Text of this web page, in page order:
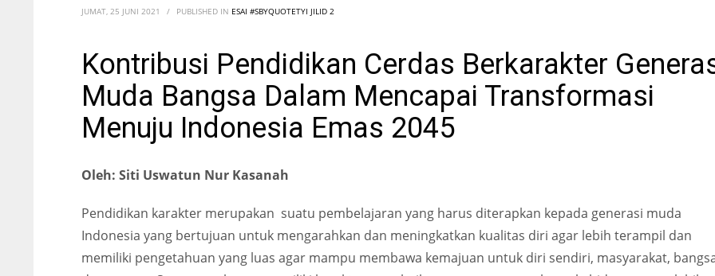
JUMAT, 25 JUNI 2021 / PUBLISHED IN ESAI #SBYQUOTETYI JILID 2
Kontribusi Pendidikan Cerdas Berkarakter
Muda Bangsa Dalam Mencapai Transformasi
Menuju Indonesia Emas 2045
Oleh: Siti Uswatun Nur Kasanah
Pendidikan karakter merupakan suatu pembelajaran yang harus diterapkan kepada generasi muda
Indonesia yang bertujuan untuk mengarahkan dan meningkatkan kualitas diri agar lebih terampil dan
memiliki pengetahuan yang luas agar mampu membawa kemajuan untuk diri sendiri, masyarakat,